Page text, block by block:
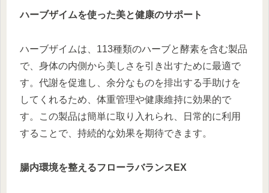
ハーブザイムを使った美と健康のサポート
ハーブザイムは、113種類のハーブと酵素を含む製品
で、身体の内側から美しさを引き出すために最適で
す。代謝を促進し、余分なものを排出する手助けを
してくれるため、体重管理や健康維持に効果的で
す。この製品は簡単に取り入れられ、日常的に利用
することで、持続的な効果を期待できます。
腸内環境を整えるフローラバランスEX